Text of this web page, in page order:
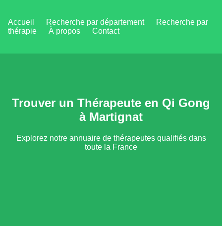
Accueil Recherche par département
Recherche par
thérapie
À propos Contact
Trouver un Thérapeute en Qi Gong
à Martignat
Explorez notre annuaire de thérapeutes qualifiés dans
toute la France